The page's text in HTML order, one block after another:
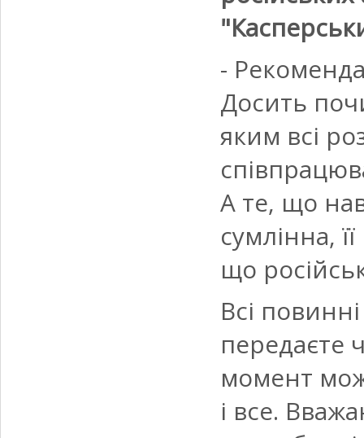
-
Досить
яким всі
А те, що
сумлінна,
що
Всі
передаєте
момент
і все.